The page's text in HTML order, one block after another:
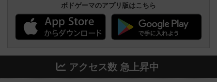
ボドゲーマのアプリ版はこちら
アクセス数 急上昇中